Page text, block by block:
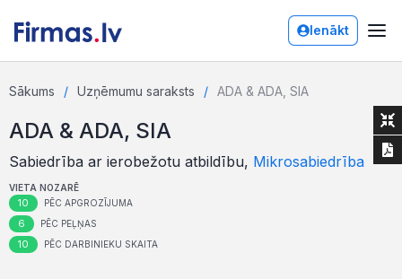
Ienākt
Sākums Uzņēmumu saraksts ADA & ADA, SIA
ADA & ADA, SIA
Sabiedrība ar ierobežotu atbildību, Mikrosabiedrība
VIETA NOZARĒ
10 PĒC APGROZĪJUMA
6 PĒC PEĻŅAS
10 PĒC DARBINIEKU SKAITA